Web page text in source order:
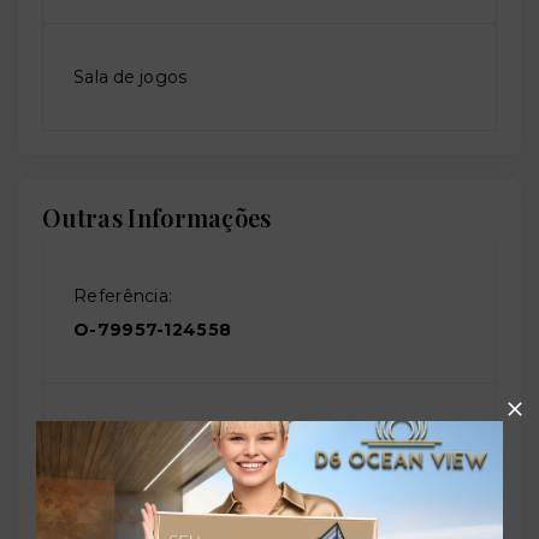
Sala de jogos
Outras Informações
Referência:
O-79957-124558
Perfil:
Residencial